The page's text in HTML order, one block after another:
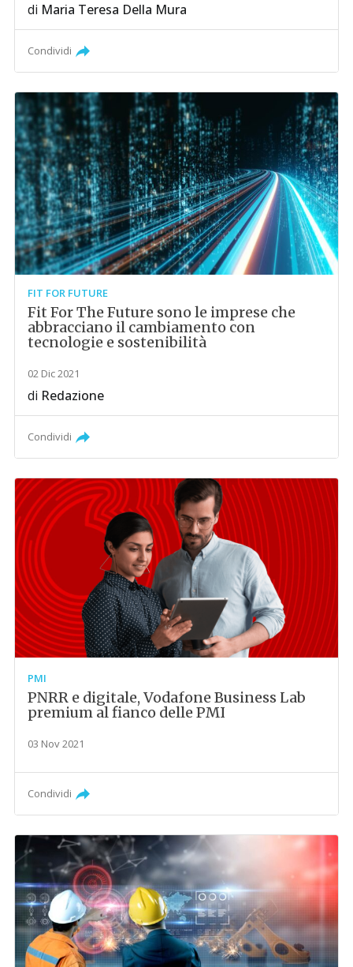
di Maria Teresa Della Mura
Condividi
FIT FOR FUTURE
Fit For The Future sono le imprese che
abbracciano il cambiamento con
tecnologie e sostenibilità
02 Dic 2021
di Redazione
Condividi
PMI
PNRR e digitale, Vodafone Business Lab
premium al fianco delle PMI
03 Nov 2021
Condividi